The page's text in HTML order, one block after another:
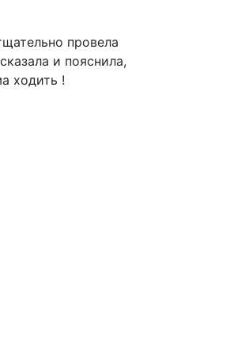
провела
и пояснила,
ходить !